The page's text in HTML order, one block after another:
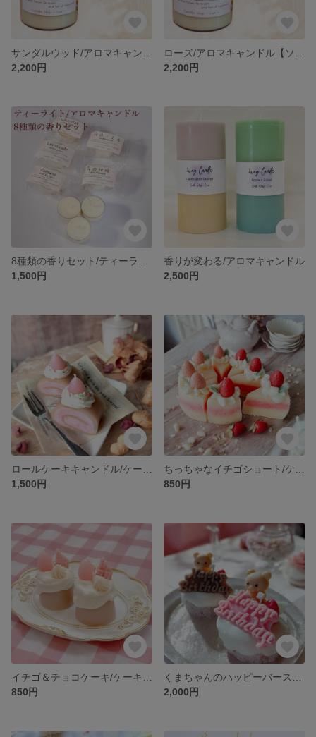
2,200円
2,200円
1,500円
香りが変わる/アロマキャンドル
2,500円
1,500円
850円
850円
2,000円